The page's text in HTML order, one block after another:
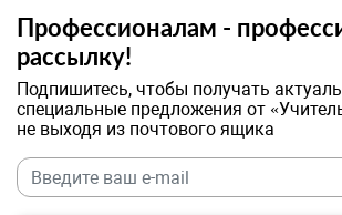
Профессионалам -
рассылку!
Подпишитесь, чтобы получать
специальные предложения от
не выходя из почтового ящика